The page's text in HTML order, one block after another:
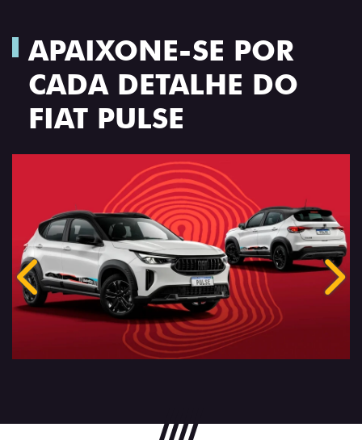
APAIXONE-SE POR
CADA DETALHE DO
FIAT PULSE
Anterior